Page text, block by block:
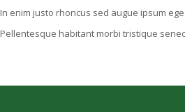
In enim justo rhoncus sed augue ipsum
Pellentesque habitant morbi tristique